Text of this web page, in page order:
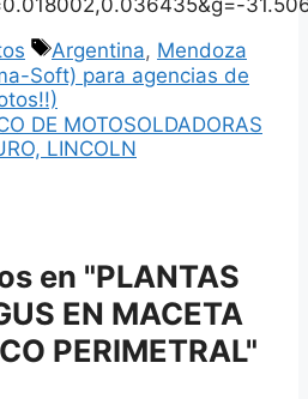
Etiquetas
Argentina, Mendoza
Soft) para agencias de
DE MOTOSOLDADORAS
LINCOLN
en "PLANTAS
EN MACETA
PERIMETRAL"